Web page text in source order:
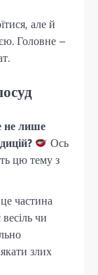
але й
Головне –
не лише
Ось
цю тему з
частина
чи
злих